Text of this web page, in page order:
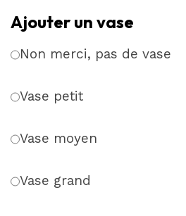
Ajouter un vase
Non merci, pas de vase
Vase petit
Vase moyen
Vase grand